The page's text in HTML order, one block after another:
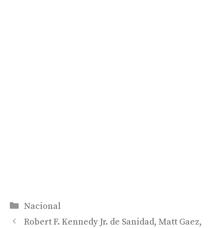
Categorías
Nacional
Robert F. Kennedy Jr. de Sanidad, Matt Gaez,